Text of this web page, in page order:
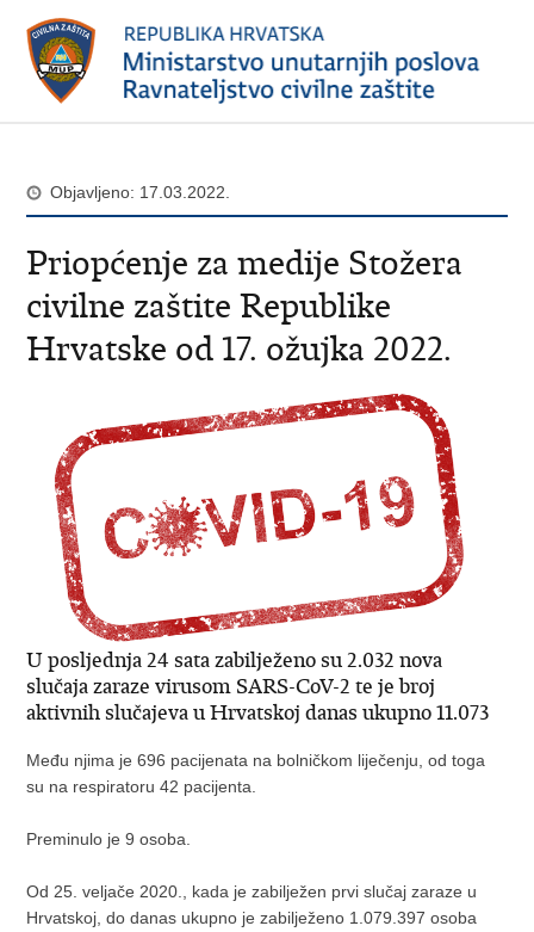
Objavljeno: 17.03.2022.
Priopćenje za medije Stožera
civilne zaštite Republike
Hrvatske od 17. ožujka 2022.
U posljednja 24 sata zabilježeno su 2.032 nova
slučaja zaraze virusom SARS-CoV-2 te je broj
aktivnih slučajeva u Hrvatskoj danas ukupno 11.073
Među njima je 696 pacijenata na bolničkom liječenju, od toga
su na respiratoru 42 pacijenta.
Preminulo je 9 osoba.
Od 25. veljače 2020., kada je zabilježen prvi slučaj zaraze u
Hrvatskoj, do danas ukupno je zabilježeno 1.079.397 osoba